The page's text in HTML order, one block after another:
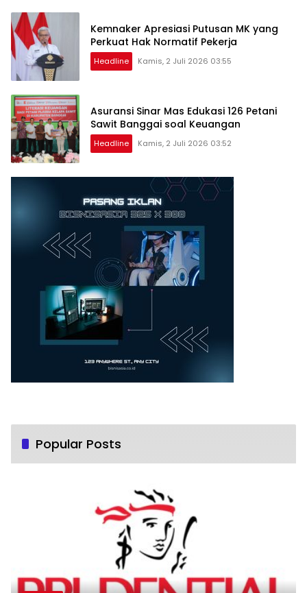
Kemnaker Apresiasi Putusan MK yang
Perkuat Hak Normatif Pekerja
Headline Kamis, 2 Juli 2026 03:55
Asuransi Sinar Mas Edukasi 126 Petani
Sawit Banggai soal Keuangan
Headline Kamis, 2 Juli 2026 03:52
Popular Posts